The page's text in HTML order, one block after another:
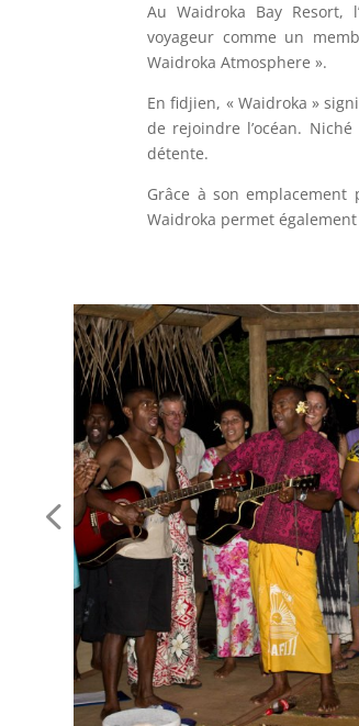
Au Waidroka Bay Resort,
voyageur comme un
Waidroka Atmosphere ».
En fidjien, « Waidroka »
de rejoindre l’océan.
détente.
Grâce à son emplacement
Waidroka permet